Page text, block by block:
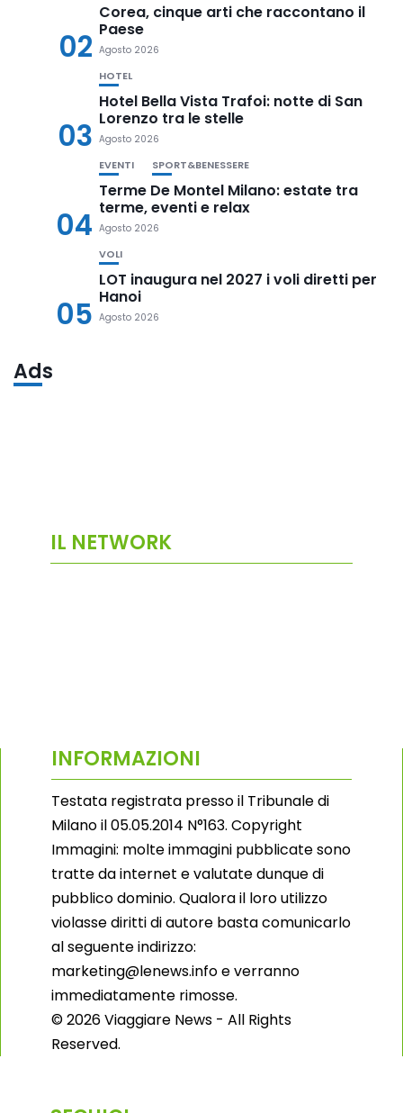
02
Corea, cinque arti che raccontano il
Paese
Agosto 2026
03
HOTEL
Hotel Bella Vista Trafoi: notte di San
Lorenzo tra le stelle
Agosto 2026
04
EVENTI SPORT&BENESSERE
Terme De Montel Milano: estate tra
terme, eventi e relax
Agosto 2026
05
VOLI
LOT inaugura nel 2027 i voli diretti per
Hanoi
Agosto 2026
Ads
IL NETWORK
INFORMAZIONI
Testata registrata presso il Tribunale di
Milano il 05.05.2014 N°163. Copyright
Immagini: molte immagini pubblicate sono
tratte da internet e valutate dunque di
pubblico dominio. Qualora il loro utilizzo
violasse diritti di autore basta comunicarlo
al seguente indirizzo:
marketing@lenews.info e verranno
immediatamente rimosse.
© 2026 Viaggiare News - All Rights
Reserved.